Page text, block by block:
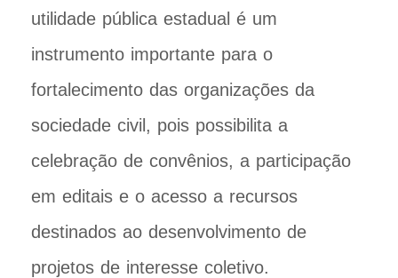
utilidade pública estadual é um
instrumento importante para o
fortalecimento das organizações da
sociedade civil, pois possibilita a
celebração de convênios, a participação
em editais e o acesso a recursos
destinados ao desenvolvimento de
projetos de interesse coletivo.